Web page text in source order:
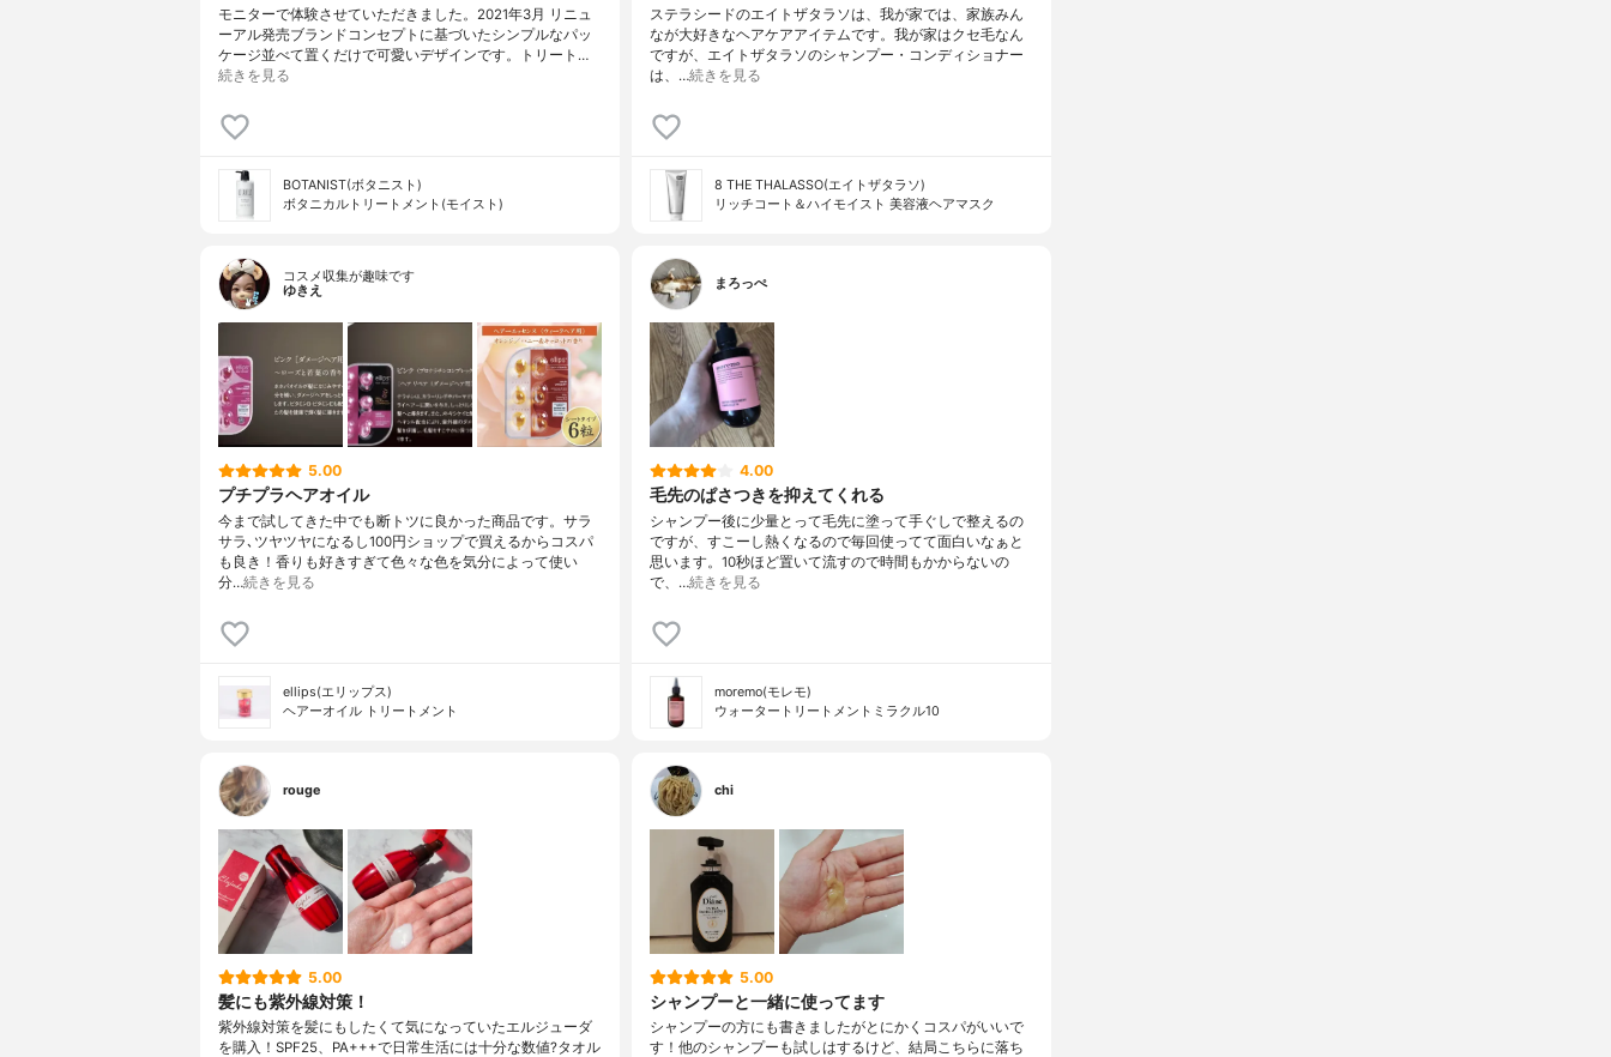
モニターで体験させていただきました。2021年3月 リニュ
ーアル発売ブランドコンセプトに基づいたシンプルなパッ
ケージ並べて置くだけで可愛いデザインです。トリート…
続きを見る
BOTANIST(ボタニスト)
ボタニカルトリートメント(モイスト)
ステラシードのエイトザタラソは、我が家では、家族みん
なが大好きなヘアケアアイテムです。我が家はクセ毛なん
ですが、エイトザタラソのシャンプー・コンディショナー
は、…続きを見る
8 THE THALASSO(エイトザタラソ)
リッチコート＆ハイモイスト 美容液ヘアマスク
コスメ収集が趣味です
ゆきえ
5.00
プチプラヘアオイル
今まで試してきた中でも断トツに良かった商品です。サラ
サラ､ツヤツヤになるし100円ショップで買えるからコスパ
も良き！香りも好きすぎて色々な色を気分によって使い
分…続きを見る
ellips(エリップス)
ヘアーオイル トリートメント
まろっぺ
4.00
毛先のぱさつきを抑えてくれる
シャンプー後に少量とって毛先に塗って手ぐしで整えるの
ですが、すこーし熱くなるので毎回使ってて面白いなぁと
思います。10秒ほど置いて流すので時間もかからないの
で、…続きを見る
moremo(モレモ)
ウォータートリートメントミラクル10
rouge
5.00
髪にも紫外線対策！
紫外線対策を髪にもしたくて気になっていたエルジューダ
を購入！SPF25、PA+++で日常生活には十分な数値?タオル
chi
5.00
シャンプーと一緒に使ってます
シャンプーの方にも書きましたがとにかくコスパがいいで
す！他のシャンプーも試しはするけど、結局こちらに落ち